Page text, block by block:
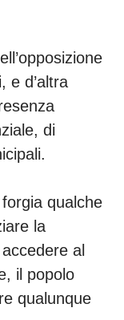
e d’altra
di
qualche
la
al
il popolo
qualunque